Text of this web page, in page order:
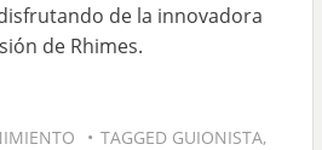
de la innovadora
de Rhimes.
TAGGED GUIONISTA,